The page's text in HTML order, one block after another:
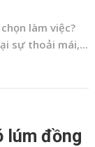
làm việc?
sự thoải mái,...
lúm đồng